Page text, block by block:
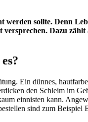
sollte. Denn
Dazu
Ein dünnes,
den Schleim im
einnisten kann.
sind zum Beispiel